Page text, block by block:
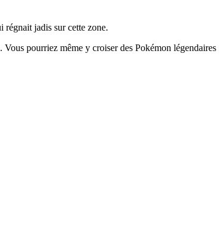
régnait jadis sur cette zone.
pourriez même y croiser des Pokémon légendaires